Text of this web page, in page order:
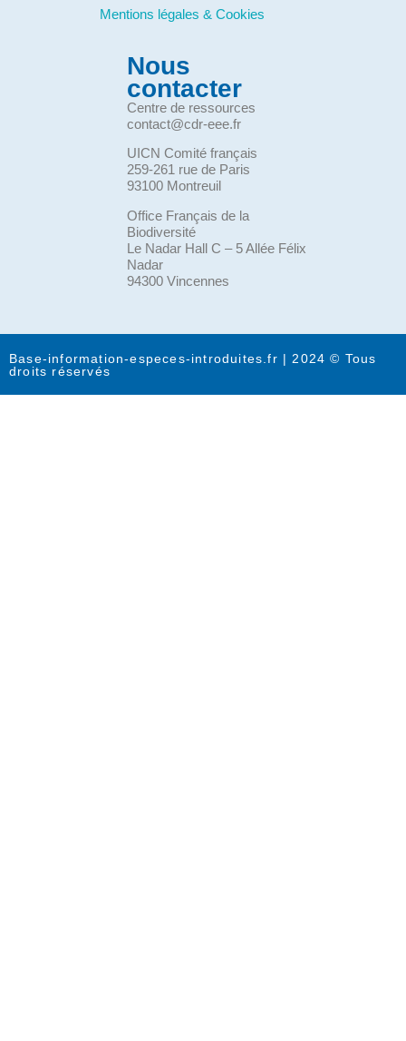
Mentions légales & Cookies
Nous
contacter
Centre de ressources
contact@cdr-eee.fr
UICN Comité français
259-261 rue de Paris
93100 Montreuil
Office Français de la
Biodiversité
Le Nadar Hall C – 5 Allée Félix
Nadar
94300 Vincennes
Base-information-especes-introduites.fr | 2024 © Tous
droits réservés